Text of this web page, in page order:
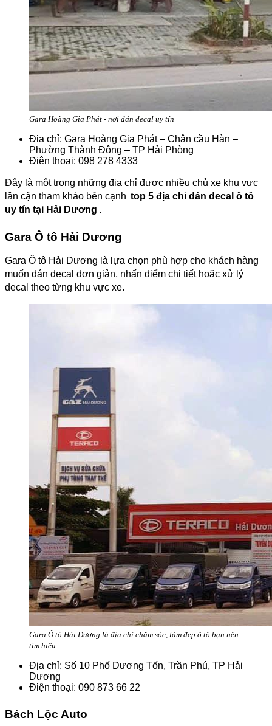
Gara Hoàng Gia Phát - nơi dán decal uy tín
Địa chỉ: Gara Hoàng Gia Phát – Chân cầu Hàn –
Phường Thành Đông – TP Hải Phòng
Điện thoại: 098 278 4333
Đây là một trong những địa chỉ được nhiều chủ xe khu vực
lân cận tham khảo bên cạnh top 5 địa chỉ dán decal ô tô
uy tín tại Hải Dương .
Gara Ô tô Hải Dương
Gara Ô tô Hải Dương là lựa chọn phù hợp cho khách hàng
muốn dán decal đơn giản, nhấn điểm chi tiết hoặc xử lý
decal theo từng khu vực xe.
Gara Ô tô Hải Dương là địa chỉ chăm sóc, làm đẹp ô tô bạn nên
tìm hiểu
Địa chỉ: Số 10 Phố Dương Tốn, Trần Phú, TP Hải
Dương
Điện thoại: 090 873 66 22
Bách Lộc Auto